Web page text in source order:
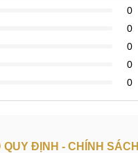
0
0
0
0
0
QUY ĐỊNH - CHÍNH SÁCH